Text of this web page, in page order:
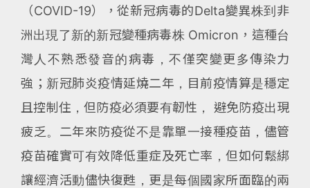
（COVID-19），從新冠病毒的Delta變異株到非
洲出現了新的新冠變種病毒株 Omicron，這種台
灣人不熟悉發音的病毒，不僅突變更多傳染力
強；新冠肺炎疫情延燒二年，目前疫情算是穩定
且控制住，但防疫必須要有韌性， 避免防疫出現
疲乏。二年來防疫從不是靠單一接種疫苗，儘管
疫苗確實可有效降低重症及死亡率，但如何鬆綁
讓經濟活動儘快復甦，更是每個國家所面臨的兩